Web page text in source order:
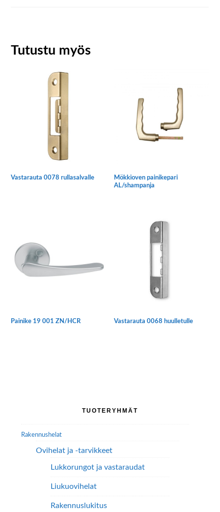
Tutustu myös
Vastarauta 0078 rullasalvalle
Mökkioven painikepari
AL/shampanja
Painike 19 001 ZN/HCR
Vastarauta 0068 huulletulle
valinnat
TUOTERYHMÄT
Rakennushelat
Ovihelat ja -tarvikkeet
Lukkorungot ja vastaraudat
Liukuovihelat
Rakennuslukitus